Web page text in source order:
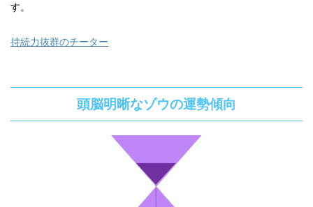
す。
持続力抜群のチーター
頭脳明晰なゾウの運勢傾向